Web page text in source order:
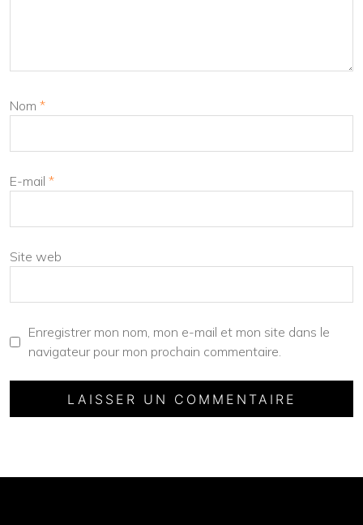
Nom *
E-mail *
Site web
Enregistrer mon nom, mon e-mail et mon site dans le
navigateur pour mon prochain commentaire.